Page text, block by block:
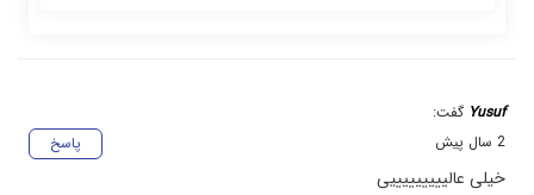
Yusuf گفت:
پاسخ
2 سال پیش
خیلی عالیییییییییی